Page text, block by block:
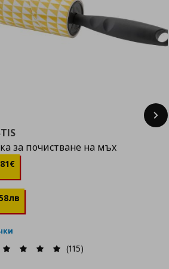
за почистване на мъх
81€
лв
(115)
Next